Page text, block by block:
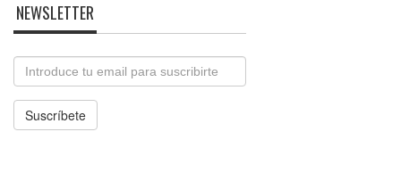
NEWSLETTER
Email
Suscríbete